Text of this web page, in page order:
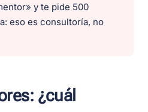
y te pide 500
eso es consultoría, no
¿cuál